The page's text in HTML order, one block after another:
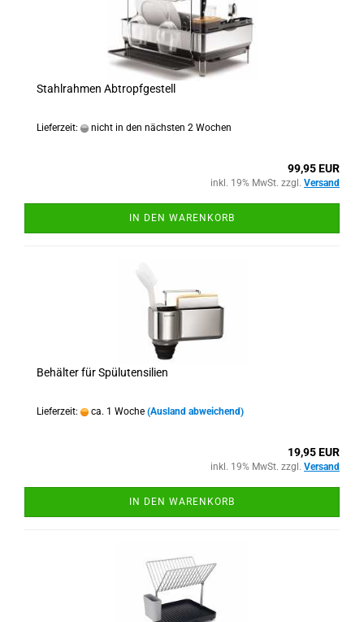
Stahlrahmen Abtropfgestell
Lieferzeit: nicht in den nächsten 2 Wochen
99,95 EUR
inkl. 19% MwSt. zzgl. Versand
IN DEN WARENKORB
Behälter für Spülutensilien
Lieferzeit: ca. 1 Woche (Ausland abweichend)
19,95 EUR
inkl. 19% MwSt. zzgl. Versand
IN DEN WARENKORB